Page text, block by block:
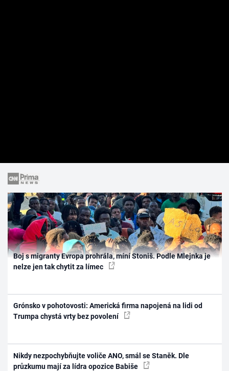
Boj s migranty Evropa prohrála, míní Stoniš. Podle Mlejnka je
nelze jen tak chytit za límec
Grónsko v pohotovosti: Americká firma napojená na lidi od
Trumpa chystá vrty bez povolení
Nikdy nezpochybňujte voliče ANO, smál se Staněk. Dle
průzkumu mají za lídra opozice Babiše